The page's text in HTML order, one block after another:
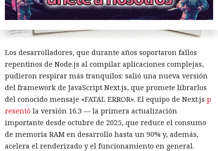
Los desarrolladores, que durante años soportaron fallos
repentinos de Node.js al compilar aplicaciones complejas,
pudieron respirar más tranquilos: salió una nueva versión
del framework de JavaScript Next.js, que promete librarlos
del conocido mensaje «FATAL ERROR». El equipo de Next.js p
resentó la versión 16.3 — la primera actualización
importante desde octubre de 2025, que reduce el consumo
de memoria RAM en desarrollo hasta un 90% y, además,
acelera el renderizado y el funcionamiento en general.
Una sola consulta dio acceso a
SYSTEM: convirtieron una base
de datos Oracle en base para un